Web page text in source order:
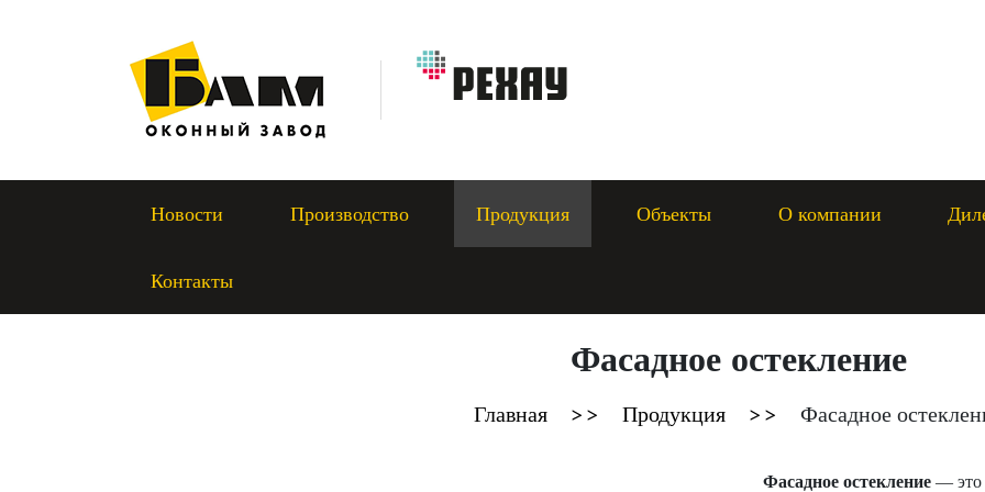
Новости Производство Продукция Объекты О компании
Контакты
Фасадное остекление
Главная Продукция Фасадное
Фасадное остекление — это